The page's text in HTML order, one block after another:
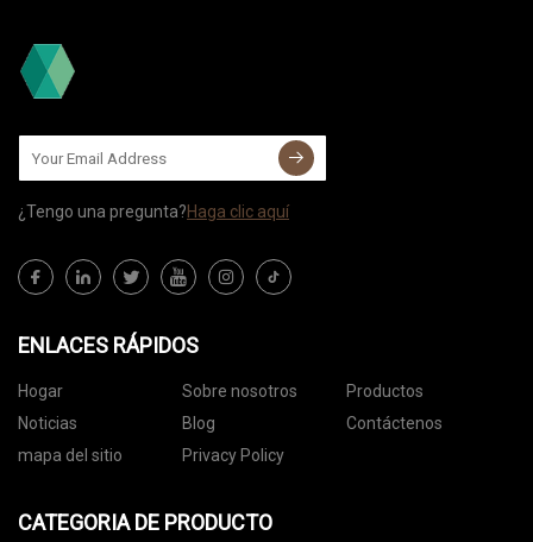
¿Tengo una pregunta?Haga clic aquí
ENLACES RÁPIDOS
Hogar Sobre nosotros
Productos
Noticias
Blog
Contáctenos
mapa del sitio
Privacy Policy
CATEGORIA DE PRODUCTO